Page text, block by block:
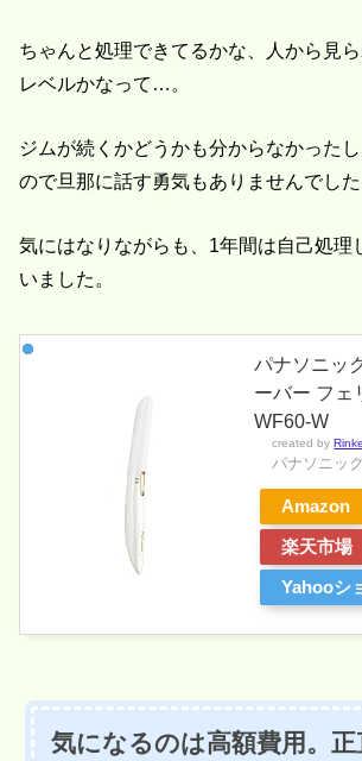
ちゃんと処理できてるかな、人から見
レベルかなって…。
ジムが続くかどうかも分からなかった
ので旦那に話す勇気もありませんでした
気にはなりながらも、1年間は自己処理
いました。
パナソニッ
ーバー フェ
WF60-W
created by
パナソニッ
Amazon
楽天市場
Yahooシ
気になるのは高額費用。正